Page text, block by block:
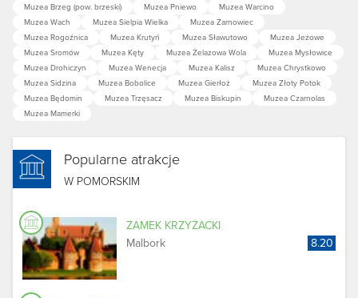
Muzea Brzeg (pow. brzeski) Muzea Pniewo
Muzea Warcino
Muzea Wach
Muzea Sielpia Wielka
Muzea Żarnowiec
Muzea Rogoźnica
Muzea Krutyń Muzea Sławutowo
Muzea Jeżowe
Muzea Sromów
Muzea Kęty Muzea Żelazowa Wola
Muzea Mysłowice
Muzea Drohiczyn
Muzea Wenecja Muzea Kalisz
Muzea Chrystkowo
Muzea Sidzina
Muzea Bobolice Muzea Gierłoż
Muzea Złoty Potok
Muzea Będomin
Muzea Trzęsacz Muzea Biskupin
Muzea Czarnolas
Muzea Mamerki
Popularne atrakcje
W POMORSKIM
ZAMEK KRZYŻACKI
Malbork
8.20